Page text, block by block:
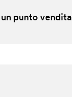
punto vendita